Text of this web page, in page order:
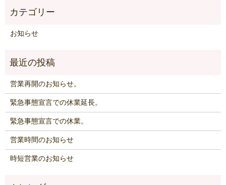
お知らせ
営業再開のお知らせ。
緊急事態宣言での休業延長。
緊急事態宣言での休業。
営業時間のお知らせ
時短営業のお知らせ